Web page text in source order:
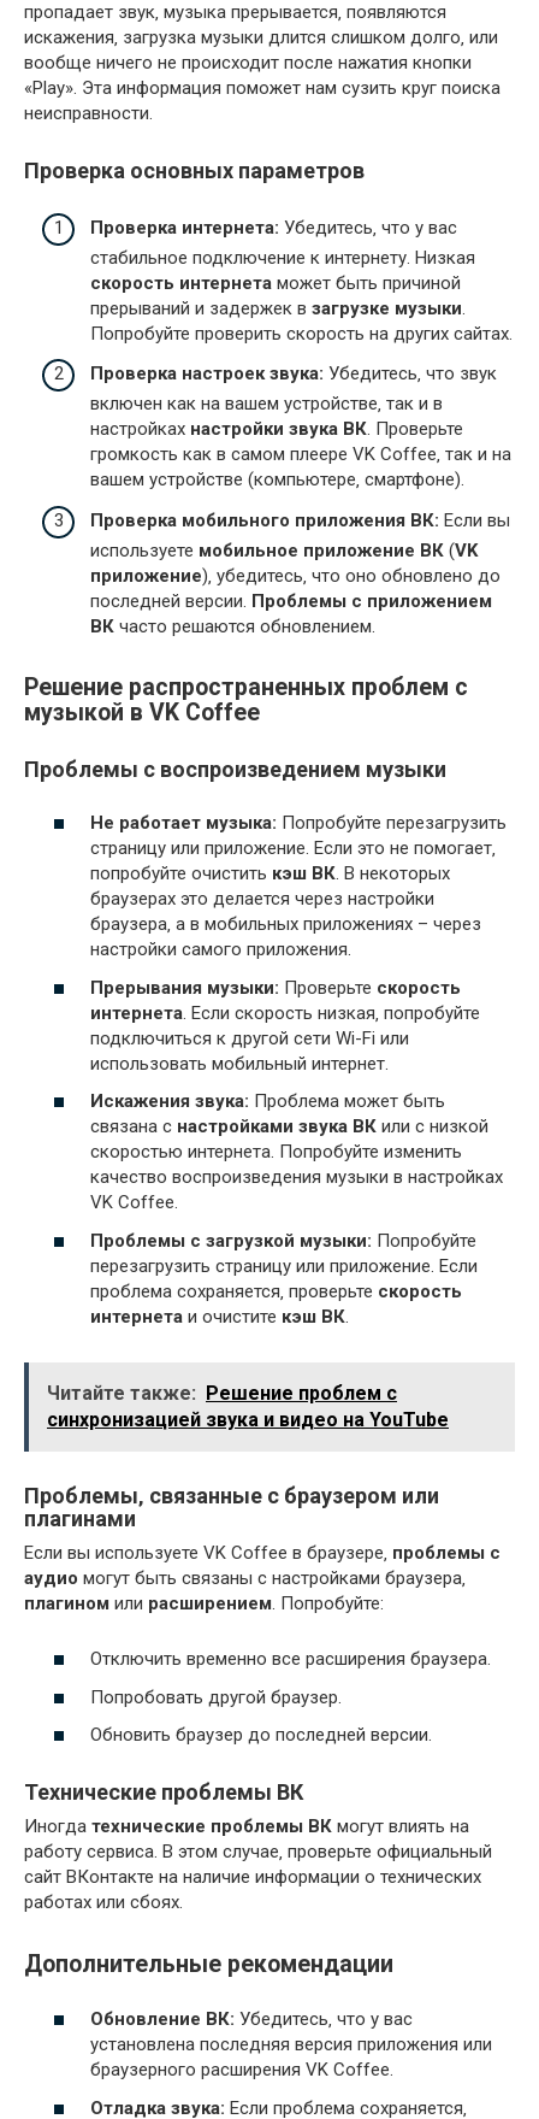
пропадает звук‚ музыка прерывается‚ появляются
искажения‚ загрузка музыки длится слишком долго‚ или
вообще ничего не происходит после нажатия кнопки
«Play». Эта информация поможет нам сузить круг поиска
неисправности.
Проверка основных параметров
Проверка интернета: Убедитесь‚ что у вас
стабильное подключение к интернету. Низкая
скорость интернета может быть причиной
прерываний и задержек в загрузке музыки
Попробуйте проверить скорость на других сайтах.
Проверка настроек звука: Убедитесь‚ что звук
включен как на вашем устройстве‚ так и в
настройках настройки звука ВК. Проверьте
громкость как в самом плеере VK Coffee‚ так и на
вашем устройстве (компьютере‚ смартфоне).
Проверка мобильного приложения ВК: Если вы
используете мобильное приложение ВК (VK
приложение)‚ убедитесь‚ что оно обновлено до
последней версии. Проблемы с приложением
ВК часто решаются обновлением.
Решение распространенных проблем с
музыкой в VK Coffee
Проблемы с воспроизведением музыки
Не работает музыка: Попробуйте перезагрузить
страницу или приложение. Если это не помогает‚
попробуйте очистить кэш ВК. В некоторых
браузерах это делается через настройки
браузера‚ а в мобильных приложениях – через
настройки самого приложения.
Прерывания музыки: Проверьте скорость
интернета. Если скорость низкая‚ попробуйте
подключиться к другой сети Wi-Fi или
использовать мобильный интернет.
Искажения звука: Проблема может быть
связана с настройками звука ВК или с низкой
скоростью интернета. Попробуйте изменить
качество воспроизведения музыки в настройках
VK Coffee.
Проблемы с загрузкой музыки: Попробуйте
перезагрузить страницу или приложение. Если
проблема сохраняется‚ проверьте скорость
интернета и очистите кэш ВК.
Читайте также: Решение проблем с
синхронизацией звука и видео на YouTube
Проблемы‚ связанные с браузером или
плагинами
Если вы используете VK Coffee в браузере‚ проблемы с
аудио могут быть связаны с настройками браузера‚
плагином или расширением. Попробуйте:
Отключить временно все расширения браузера.
Попробовать другой браузер.
Обновить браузер до последней версии.
Технические проблемы ВК
Иногда технические проблемы ВК могут влиять на
работу сервиса. В этом случае‚ проверьте официальный
сайт ВКонтакте на наличие информации о технических
работах или сбоях.
Дополнительные рекомендации
Обновление ВК: Убедитесь‚ что у вас
установлена последняя версия приложения или
браузерного расширения VK Coffee.
Отладка звука: Если проблема сохраняется‚